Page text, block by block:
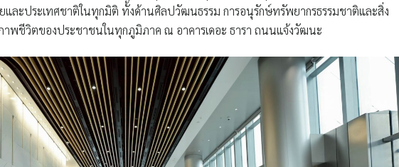
ละประเทศชาติในทุกมิติ ทั้งด้านศิลปวัฒนธรรม การอนุรักษ์ทรัพยากรธรรมชาติและสิ่ง
พชีวิตของประชาชนในทุกภูมิภาค ณ อาคารเดอะ ธารา ถนนแจ้งวัฒนะ